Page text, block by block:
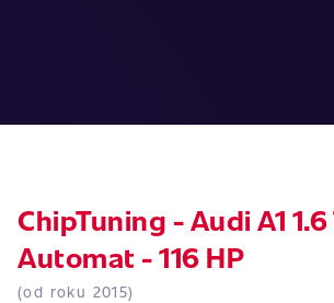
ChipTuning - Audi A1 1.6
Automat - 116 HP
(od roku 2015)